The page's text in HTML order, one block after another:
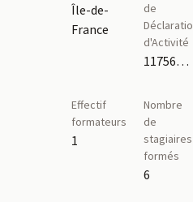
Île-de-
France
de
d'Activité
11756800975
Effectif
formateurs
1
Nombre
de
stagiaires
formés
6